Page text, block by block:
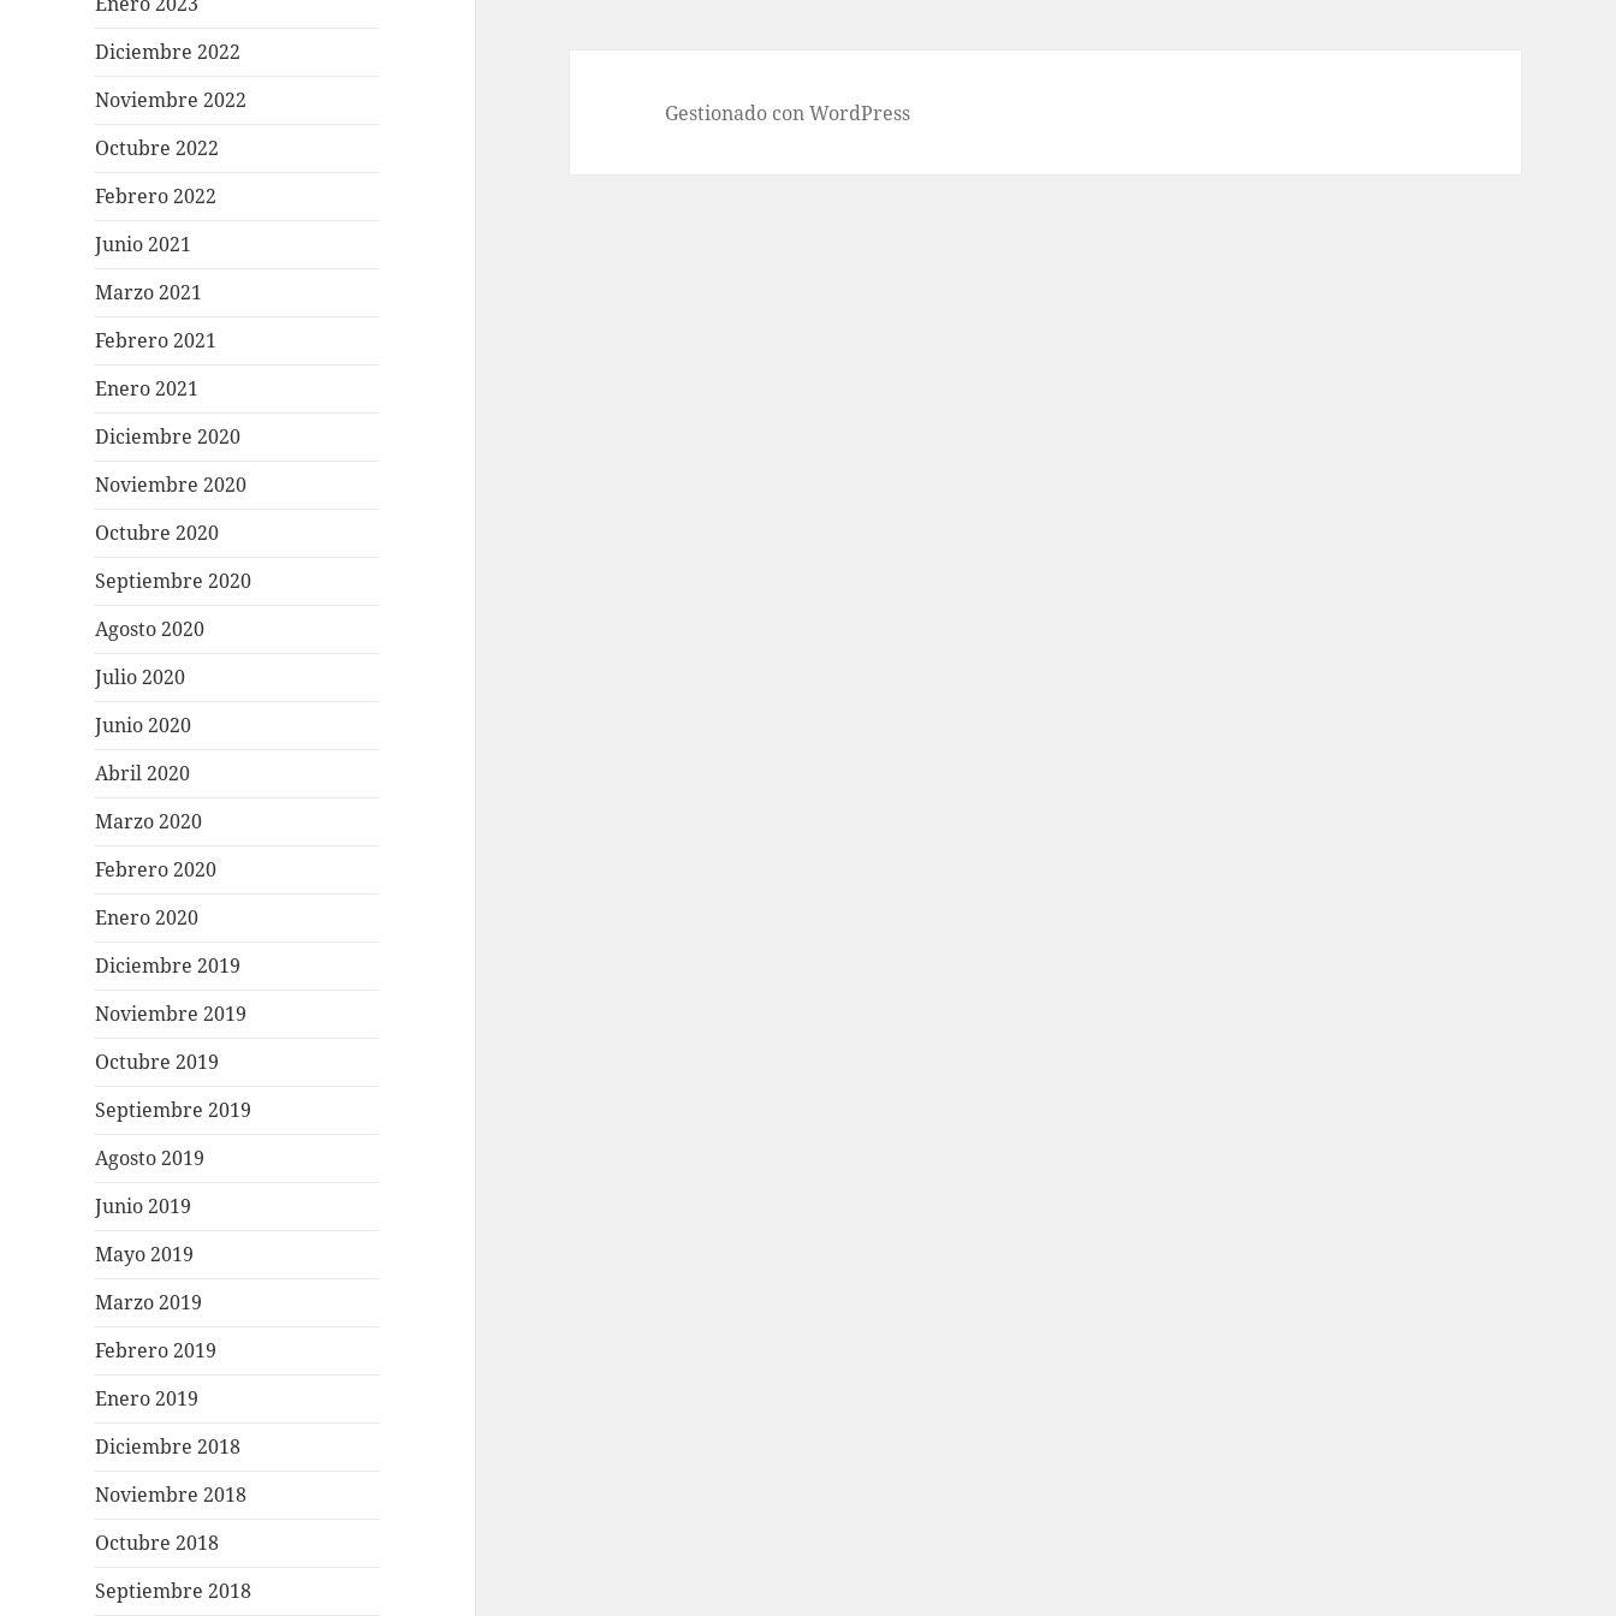
Diciembre 2022
Noviembre 2022
Octubre 2022
Febrero 2022
Junio 2021
Marzo 2021
Febrero 2021
Enero 2021
Diciembre 2020
Noviembre 2020
Octubre 2020
Septiembre 2020
Agosto 2020
Julio 2020
Junio 2020
Abril 2020
Marzo 2020
Febrero 2020
Enero 2020
Diciembre 2019
Noviembre 2019
Octubre 2019
Septiembre 2019
Agosto 2019
Junio 2019
Mayo 2019
Marzo 2019
Febrero 2019
Enero 2019
Diciembre 2018
Noviembre 2018
Octubre 2018
Septiembre 2018
Gestionado con WordPress